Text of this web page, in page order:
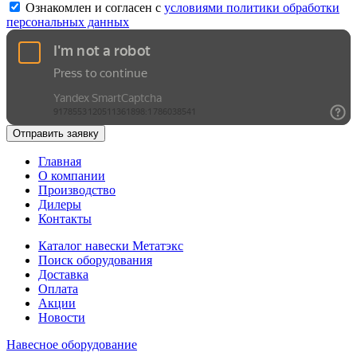
Ознакомлен и согласен с условиями политики обработки
персональных данных
Отправить заявку
Главная
О компании
Производство
Дилеры
Контакты
Каталог навески Метатэкс
Поиск оборудования
Доставка
Оплата
Акции
Новости
Навесное оборудование